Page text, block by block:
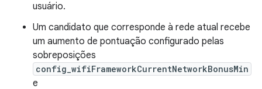
usuário.
Um candidato que corresponde à rede atual recebe
um aumento de pontuação configurado pelas
sobreposições
config_wifiFrameworkCurrentNetworkBonusMin
e